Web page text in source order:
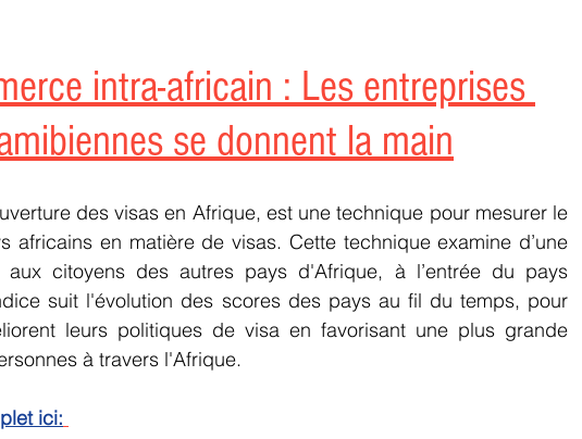
intra-africain : Les entreprises
se donnent la main
des visas en Afrique, est une technique pour mesurer le
africains en matière de visas. Cette technique examine d’une
citoyens des autres pays d'Afrique, à l’entrée du pays
suit l'évolution des scores des pays au fil du temps, pour
leurs politiques de visa en favorisant une plus grande
à travers l'Afrique.
ici: